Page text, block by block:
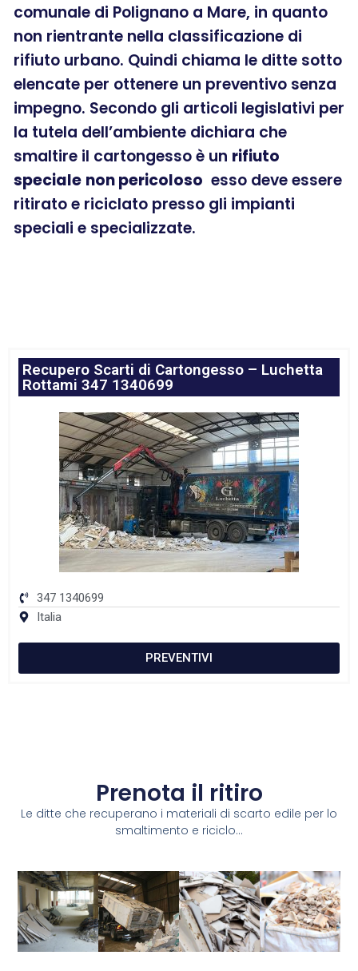
comunale di Polignano a Mare, in quanto
non rientrante nella classificazione di
rifiuto urbano. Quindi chiama le ditte sotto
elencate per ottenere un preventivo senza
impegno. Secondo gli articoli legislativi per
la tutela dell’ambiente dichiara che
smaltire il cartongesso è un rifiuto
speciale non pericoloso esso deve essere
ritirato e riciclato presso gli impianti
speciali e specializzate.
Recupero Scarti di Cartongesso – Luchetta
Rottami 347 1340699
347 1340699
Italia
PREVENTIVI
Prenota il ritiro
Le ditte che recuperano i materiali di scarto edile per lo
smaltimento e riciclo...